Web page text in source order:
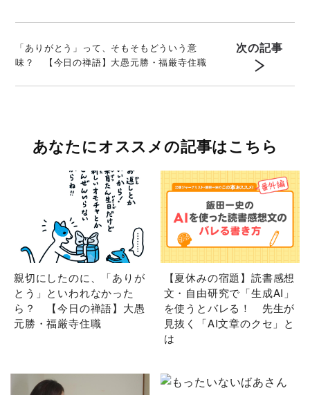
「ありがとう」って、そもそもどういう意
味？ 【今日の禅語】大愚元勝・福厳寺住職
次の記事
あなたにオススメの記事はこちら
親切にしたのに、「ありが
とう」といわれなかった
ら？ 【今日の禅語】大愚
元勝・福厳寺住職
【夏休みの宿題】読書感想
文・自由研究で「生成AI」
を使うとバレる！ 先生が
見抜く「AI文章のクセ」と
は